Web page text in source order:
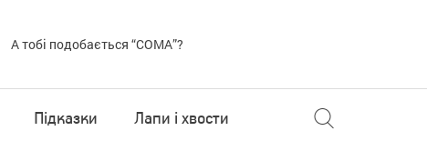
А тобі подобається “COMA”?
Підказки Лапи і хвости